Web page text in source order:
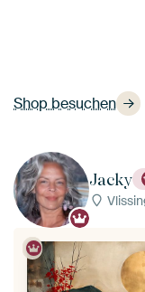
Shop besuchen
Jacky